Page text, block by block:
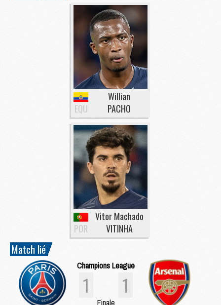
EQU
Willian
PACHO
POR
Vitor Machado
VITINHA
Match lié
Champions League
1 1
Finale